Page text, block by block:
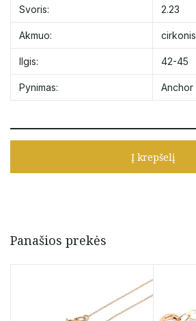
Svoris: 2.23
Akmuo: cirkonis
Ilgis: 42-45
Pynimas: Anchor
Į krepšelį
Panašios prekės